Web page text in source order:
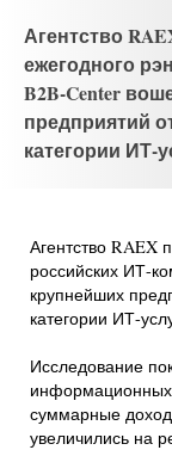
Агентство
ежегодного
B2B-Center
предприятий
категории ИТ-
Агентство RAEX
российских ИТ-
крупнейших
категории ИТ-
Исследование
информационных
суммарные
увеличились на